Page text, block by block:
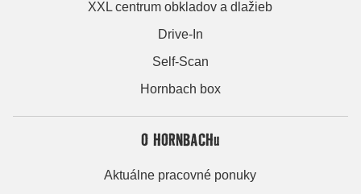
XXL centrum obkladov a dlažieb
Drive-In
Self-Scan
Hornbach box
O HORNBACHu
Aktuálne pracovné ponuky